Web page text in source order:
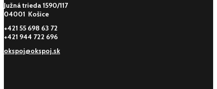
Južná trieda 1590/117
04001 Košice
+421 55 698 63 72
+421 944 722 696
okspoj@okspoj.sk